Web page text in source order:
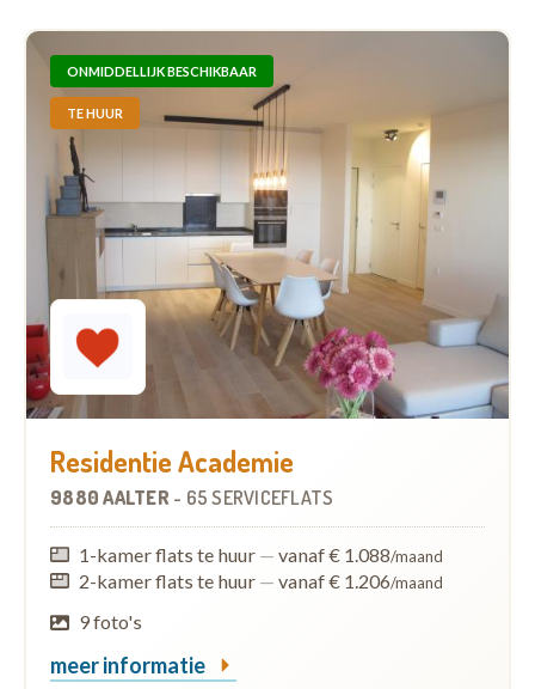
ONMIDDELLIJK BESCHIKBAAR
TE HUUR
Residentie Academie
9880 AALTER - 65 SERVICEFLATS
1-kamer flats te huur — vanaf € 1.088/maand
2-kamer flats te huur — vanaf € 1.206/maand
9 foto's
meer informatie